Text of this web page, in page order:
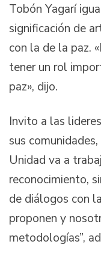
Tobón Yagarí
significación de
con la de la paz.
tener un rol
paz», dijo.
Invito a las
sus
Unidad va a
reconocimiento,
de diálogos con
proponen y
metodologías”,